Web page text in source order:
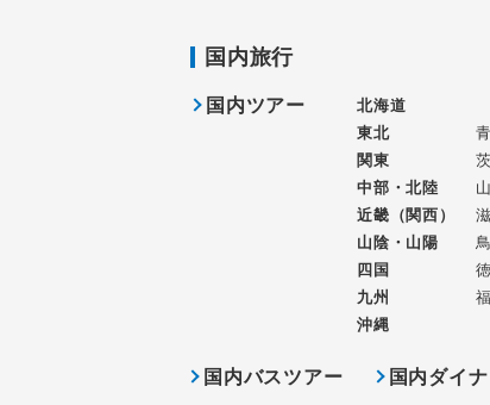
国内旅行
国内ツアー
北海道
東北
関東
中部・北陸
近畿（関西）
山陰・山陽
四国
九州
沖縄
国内バスツアー 国内ダイ